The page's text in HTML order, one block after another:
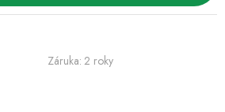
Záruka: 2 roky